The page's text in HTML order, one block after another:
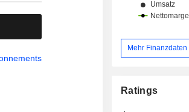
Mehr Finanzdaten
Ratings